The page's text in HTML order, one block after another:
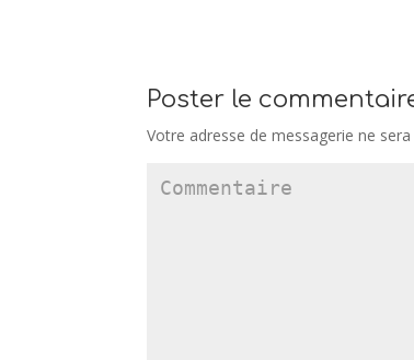
Poster le
Votre adresse de messagerie ne sera